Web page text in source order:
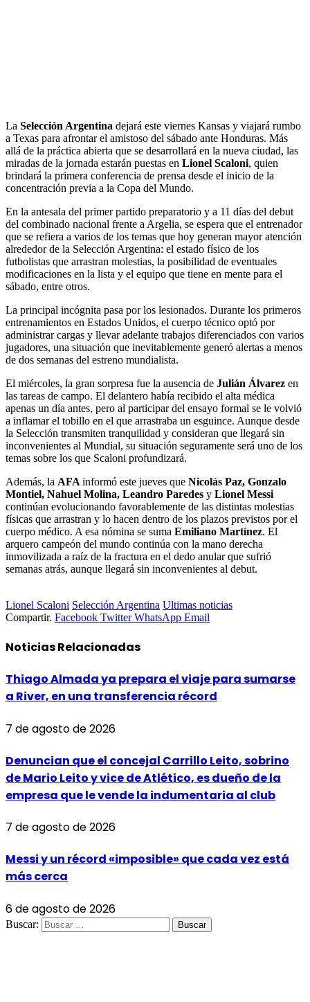
La Selección Argentina dejará este viernes Kansas y viajará rumbo
a Texas para afrontar el amistoso del sábado ante Honduras. Más
allá de la práctica abierta que se desarrollará en la nueva ciudad, las
miradas de la jornada estarán puestas en Lionel Scaloni, quien
brindará la primera conferencia de prensa desde el inicio de la
concentración previa a la Copa del Mundo.
En la antesala del primer partido preparatorio y a 11 días del debut
del combinado nacional frente a Argelia, se espera que el entrenador
que se refiera a varios de los temas que hoy generan mayor atención
alrededor de la Selección Argentina: el estado físico de los
futbolistas que arrastran molestias, la posibilidad de eventuales
modificaciones en la lista y el equipo que tiene en mente para el
sábado, entre otros.
La principal incógnita pasa por los lesionados. Durante los primeros
entrenamientos en Estados Unidos, el cuerpo técnico optó por
administrar cargas y llevar adelante trabajos diferenciados con varios
jugadores, una situación que inevitablemente generó alertas a menos
de dos semanas del estreno mundialista.
El miércoles, la gran sorpresa fue la ausencia de Julián Álvarez en
las tareas de campo. El delantero había recibido el alta médica
apenas un día antes, pero al participar del ensayo formal se le volvió
a inflamar el tobillo en el que arrastraba un esguince. Aunque desde
la Selección transmiten tranquilidad y consideran que llegará sin
inconvenientes al Mundial, su situación seguramente será uno de los
temas sobre los que Scaloni profundizará.
Además, la AFA informó este jueves que Nicolás Paz, Gonzalo
Montiel, Nahuel Molina, Leandro Paredes y Lionel Messi
continúan evolucionando favorablemente de las distintas molestias
físicas que arrastran y lo hacen dentro de los plazos previstos por el
cuerpo médico. A esa nómina se suma Emiliano Martínez. El
arquero campeón del mundo continúa con la mano derecha
inmovilizada a raíz de la fractura en el dedo anular que sufrió
semanas atrás, aunque llegará sin inconvenientes al debut.
Lionel Scaloni Selección Argentina Ultimas noticias
Compartir. Facebook Twitter WhatsApp Email
NoticiasRelacionadas
Thiago Almada ya prepara el viaje para sumarse
a River, en una transferencia récord
7 de agosto de 2026
Denuncian que el concejal Carrillo Leito, sobrino
de Mario Leito y vice de Atlético, es dueño de la
empresa que le vende la indumentaria al club
7 de agosto de 2026
Messi y un récord «imposible» que cada vez está
más cerca
6 de agosto de 2026
Buscar: